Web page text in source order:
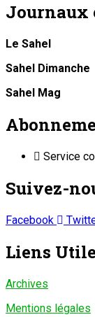
Journaux
Le Sahel
Sahel Dimanche
Sahel Mag
Service
Suivez-
Facebook
Liens
Archives
Mentions légales